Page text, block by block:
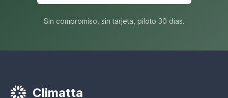
Sin compromiso, sin tarjeta, piloto 30 días.
Climatta